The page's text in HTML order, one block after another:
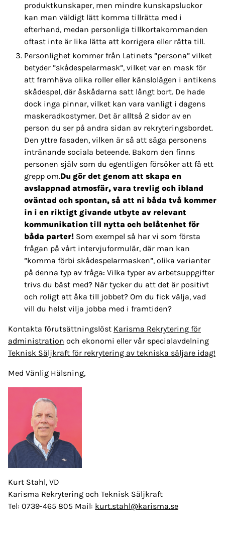
produktkunskaper, men mindre kunskapsluckor
kan man väldigt lätt komma tillrätta med i
efterhand, medan personliga tillkortakommanden
oftast inte är lika lätta att korrigera eller rätta till.
Personlighet kommer från Latinets ”persona” vilket
betyder ”skådespelarmask”, vilket var en mask för
att framhäva olika roller eller känslolägen i antikens
skådespel, där åskådarna satt långt bort. De hade
dock inga pinnar, vilket kan vara vanligt i dagens
maskeradkostymer. Det är alltså 2 sidor av en
person du ser på andra sidan av rekryteringsbordet.
Den yttre fasaden, vilken är så att säga personens
intränande sociala beteende. Bakom den finns
personen själv som du egentligen försöker att få ett
grepp om.Du gör det genom att skapa en
avslappnad atmosfär, vara trevlig och ibland
oväntad och spontan, så att ni båda två kommer
in i en riktigt givande utbyte av relevant
kommunikation till nytta och belåtenhet för
båda parter! Som exempel så har vi som första
frågan på vårt intervjuformulär, där man kan
”komma förbi skådespelarmasken”, olika varianter
på denna typ av fråga: Vilka typer av arbetsuppgifter
trivs du bäst med? När tycker du att det är positivt
och roligt att åka till jobbet? Om du fick välja, vad
vill du helst vilja jobba med i framtiden?
Kontakta förutsättningslöst Karisma Rekrytering för
administration och ekonomi eller vår specialavdelning
Teknisk Säljkraft för rekrytering av tekniska säljare idag!
Med Vänlig Hälsning,
Kurt Stahl, VD
Karisma Rekrytering och Teknisk Säljkraft
Tel: 0739-465 805 Mail: kurt.stahl@karisma.se